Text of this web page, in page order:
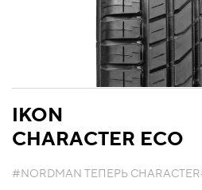
IKON
CHARACTER ECO
#NORDMAN ТЕПЕРЬ CHARACTER